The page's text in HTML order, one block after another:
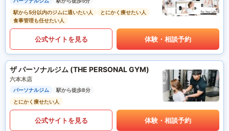
駅から5分以内のジムに通いたい人
とにかく痩せたい人
食事管理も任せたい人
公式サイトを見る 体験・相談予約
ザ パーソナルジム (THE PERSONAL GYM)
六本木店
パーソナルジム
駅から徒歩8分
とにかく痩せたい人
公式サイトを見る 体験・相談予約